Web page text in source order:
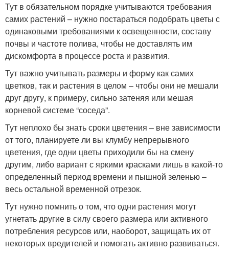
Тут в обязательном порядке учитываются требования
самих растений – нужно постараться подобрать цветы с
одинаковыми требованиями к освещенности, составу
почвы и частоте полива, чтобы не доставлять им
дискомфорта в процессе роста и развития.
Тут важно учитывать размеры и форму как самих
цветков, так и растения в целом – чтобы они не мешали
друг другу, к примеру, сильно затеняя или мешая
корневой системе “соседа”.
Тут неплохо бы знать сроки цветения – вне зависимости
от того, планируете ли вы клумбу непрерывного
цветения, где одни цветы приходили бы на смену
другим, либо вариант с яркими красками лишь в какой-то
определенный период времени и пышной зеленью –
весь остальной временной отрезок.
Тут нужно помнить о том, что одни растения могут
угнетать другие в силу своего размера или активного
потребления ресурсов или, наоборот, защищать их от
некоторых вредителей и помогать активно развиваться.